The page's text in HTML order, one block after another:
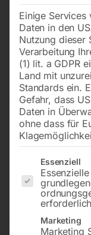
Einige Services
Daten in den
Nutzung dieser
Verarbeitung
(1) lit. a GDPR
Land mit
Standards ein.
Gefahr, dass
Daten in
ohne dass für
Es folgt eine
Essenziell
Marketing
Marketing